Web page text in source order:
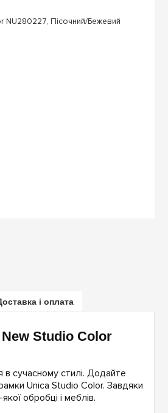
і оплата
Studio Color
в сучасному стилі. Додайте
Unica Studio Color. Завдяки
обробці і меблів.